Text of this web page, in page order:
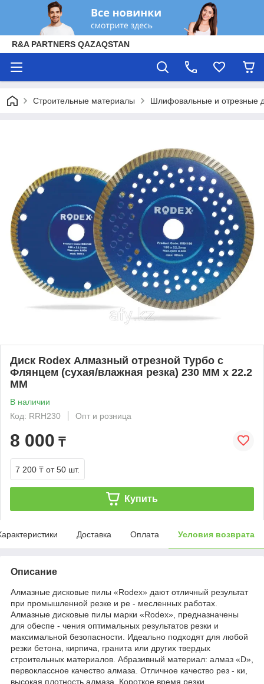
R&A PARTNERS QAZAQSTAN
Строительные материалы Шлифовальные и отрезные
Диск Rodex Алмазный отрезной Турбо с
Флянцем (сухая/влажная резка) 230 MM x 22.2
MM
В наличии
Код: RRH230
Опт и розница
8 000 ₸
7 200 ₸ от 50 шт.
Купить
Доставка Оплата Условия возврата
Описание
Алмазные дисковые пилы «Rodex» дают отличный результат
при промышленной резке и ре - месленных работах.
Алмазные дисковые пилы марки «Rodex», предназначены
для обеспе - чения оптимальных результатов резки и
максимальной безопасности. Идеально подходят для любой
резки бетона, кирпича, гранита или других твердых
строительных материалов. Абразивный материал: алмаз «D»,
первоклассное качество алмаза. Отличное качество рез - ки,
высокая плотность алмаза. Короткое время резки,